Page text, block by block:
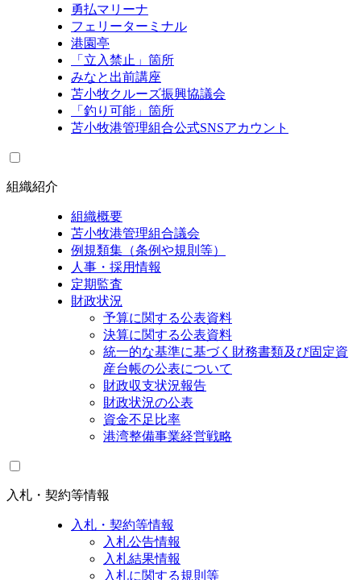
勇払マリーナ
フェリーターミナル
港園亭
「立入禁止」箇所
みなと出前講座
苫小牧クルーズ振興協議会
「釣り可能」箇所
苫小牧港管理組合公式SNSアカウント
組織紹介
組織概要
苫小牧港管理組合議会
例規類集（条例や規則等）
人事・採用情報
定期監査
財政状況
予算に関する公表資料
決算に関する公表資料
統一的な基準に基づく財務書類及び固定資
産台帳の公表について
財政収支状況報告
財政状況の公表
資金不足比率
港湾整備事業経営戦略
入札・契約等情報
入札・契約等情報
入札公告情報
入札結果情報
入札に関する規則等